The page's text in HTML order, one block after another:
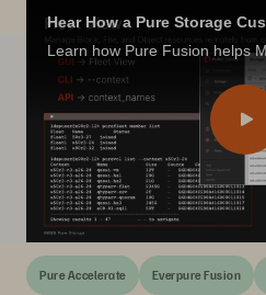
Pure Accelerate Everpure Fusion